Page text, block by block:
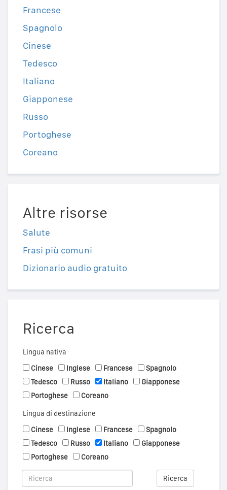
Francese
Spagnolo
Cinese
Tedesco
Italiano
Giapponese
Russo
Portoghese
Coreano
Altre risorse
Salute
Frasi più comuni
Dizionario audio gratuito
Ricerca
Lingua nativa
Cinese
Inglese Francese
Spagnolo
Tedesco
Russo Italiano
Giapponese
Portoghese
Coreano
Lingua di destinazione
Cinese
Inglese Francese
Spagnolo
Tedesco
Russo Italiano
Giapponese
Portoghese
Coreano
Ricerca